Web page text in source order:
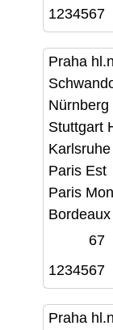
1234567
Praha
Nürnberg
Stuttgart
Paris Est
Paris
67
1234567
Praha